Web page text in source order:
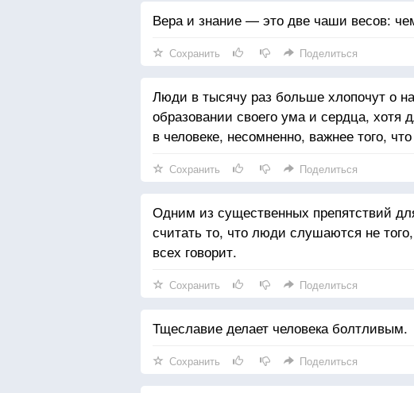
Вера и знание — это две чаши весов:
Сохранить Поделиться
Люди в тысячу раз больше хлопочут о
образовании своего ума и сердца, хотя
в человеке, несомненно, важнее того,
Сохранить Поделиться
Одним из существенных препятствий
считать то, что люди слушаются не
всех говорит.
Сохранить Поделиться
Тщеславие делает человека болтливым.
Сохранить Поделиться